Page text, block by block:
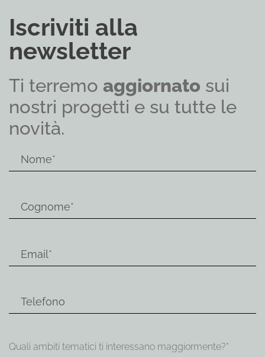
Iscriviti alla
newsletter
Ti terremo aggiornato sui
nostri progetti e su tutte le
novità.
Quali ambiti tematici ti interessano maggiormente?*